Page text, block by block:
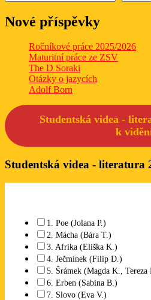
Nové příspěvky
Ročníkové práce 2025/2026
Maturitní práce ze ZSV
The D Soraki
Otázky o jazycích
Adolf Born
Studentská videa -
k
Studentská videa - literatura
1. Poe (Jolana P.)
2. Mácha (Bára T.)
3. Afrika (Eliška K.)
4. Ječmínek (Filip D.)
5. Šrámek (Magda K., Tereza
6. Erben (Sabina B.)
7. Slovo (Eva V.)